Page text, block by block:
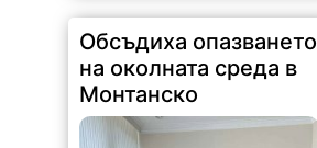
Обсъдиха опазването
на околната среда в
Монтанско